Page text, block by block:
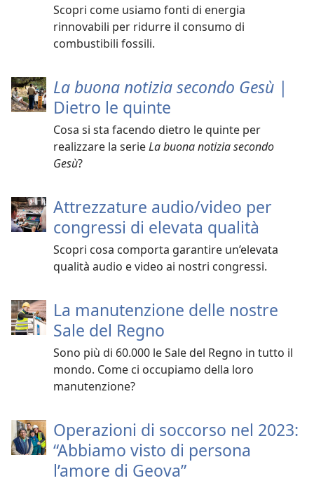
Scopri come usiamo fonti di energia
rinnovabili per ridurre il consumo di
combustibili fossili.
La buona notizia secondo Gesù |
Dietro le quinte
Cosa si sta facendo dietro le quinte per
realizzare la serieLa buona notizia secondo
Gesù?
Attrezzature audio/video per
congressi di elevata qualità
Scopri cosa comporta garantire un’elevata
qualità audio e video ai nostri congressi.
La manutenzione delle nostre
Sale del Regno
Sono più di 60.000 le Sale del Regno in tutto il
mondo. Come ci occupiamo della loro
manutenzione?
Operazioni di soccorso nel 2023:
“Abbiamo visto di persona
l’amore di Geova”